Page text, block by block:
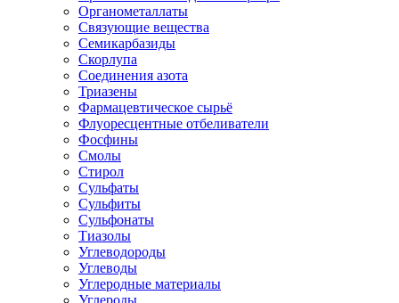
Органометаллаты
Связующие вещества
Семикарбазиды
Скорлупа
Соединения азота
Триазены
Фармацевтическое сырьё
Флуоресцентные отбеливатели
Фосфины
Смолы
Стирол
Сульфаты
Сульфиты
Сульфонаты
Тиазолы
Углеводороды
Углеводы
Углеродные материалы
Углероды